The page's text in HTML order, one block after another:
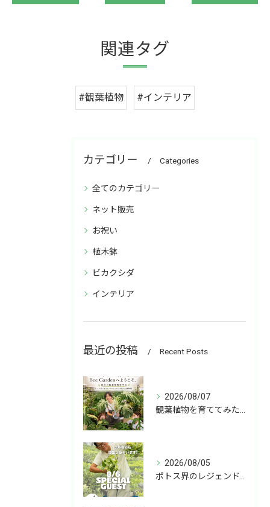
関連タグ
#観葉植物 #インテリア
カテゴリー Categories
全てのカテゴリー
ネット販売
お祝い
植木鉢
ビカクシダ
インテリア
最近の投稿 Recent Posts
2026/08/07
観葉植物を育ててみたいけど、何を選べばいいか分からない」
2026/08/05
ポトス界のレジェンド、COME BACK!!!